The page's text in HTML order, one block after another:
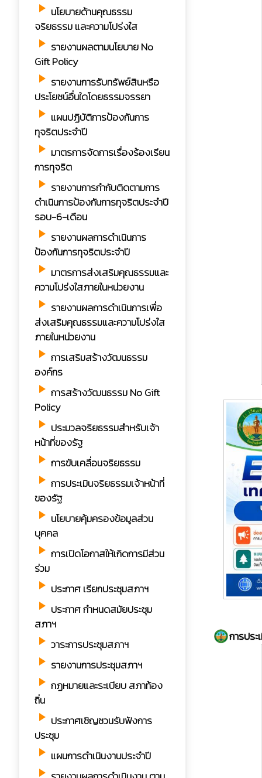
play_arrow นโยบายด้านคุณธรรม
จริยธรรม และความโปร่งใส
play_arrow รายงานผลตามนโยบาย No
Gift Policy
play_arrow รายงานการรับทรัพย์สินหรือ
ประโยชน์อื่นใดโดยธรรมจรรยา
play_arrow แผนปฏิบัติการป้องกันการ
ทุจริตประจำปี
play_arrow มาตรการจัดการเรื่องร้องเรียน
การทุจริต
play_arrow รายงานการกำกับติดตามการ
ดำเนินการป้องกันการทุจริตประจำปี
รอบ-6-เดือน
play_arrow รายงานผลการดำเนินการ
ป้องกันการทุจริตประจำปี
play_arrow มาตรการส่งเสริมคุณธรรมและ
ความโปร่งใสภายในหน่วยงาน
play_arrow รายงานผลการดำเนินการเพื่อ
ส่งเสริมคุณธรรมและความโปร่งใส
ภายในหน่วยงาน
play_arrow การเสริมสร้างวัฒนธรรม
องค์กร
play_arrow การสร้างวัฒนธรรม No Gift
Policy
play_arrow ประมวลจริยธรรมสำหรับเจ้า
หน้าที่ของรัฐ
play_arrow การขับเคลื่อนจริยธรรม
play_arrow การประเมินจริยธรรมเจ้าหน้าที่
ของรัฐ
play_arrow นโยบายคุ้มครองข้อมูลส่วน
บุคคล
play_arrow การเปิดโอกาสให้เกิดการมีส่วน
ร่วม
play_arrow ประกาศ เรียกประชุมสภาฯ
play_arrow ประกาศ กำหนดสมัยประชุม
สภาฯ
play_arrow วาระการประชุมสภาฯ
play_arrow รายงานการประชุมสภาฯ
play_arrow กฏหมายและระเบียบ สภาท้อง
ถิ่น
play_arrow ประกาศเชิญชวนรับฟังการ
ประชุม
play_arrow แผนการดำเนินงานประจำปี
play_arrow
การปร